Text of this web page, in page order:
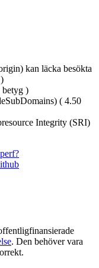
kan läcka besökta
betyg )
( 4.50
Integrity (SRI)
. Den behöver vara